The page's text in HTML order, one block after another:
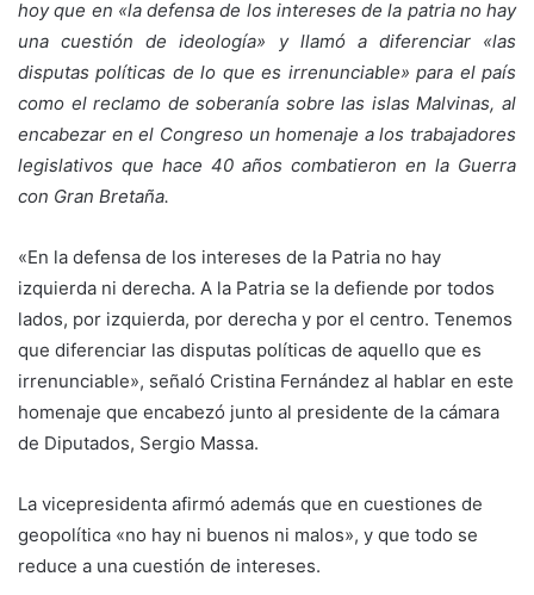
hoy que en «la defensa de los intereses de la patria no hay
una cuestión de ideología» y llamó a diferenciar «las
disputas políticas de lo que es irrenunciable» para el país
como el reclamo de soberanía sobre las islas Malvinas, al
encabezar en el Congreso un homenaje a los trabajadores
legislativos que hace 40 años combatieron en la Guerra
con Gran Bretaña.
«En la defensa de los intereses de la Patria no hay
izquierda ni derecha. A la Patria se la defiende por todos
lados, por izquierda, por derecha y por el centro. Tenemos
que diferenciar las disputas políticas de aquello que es
irrenunciable», señaló Cristina Fernández al hablar en este
homenaje que encabezó junto al presidente de la cámara
de Diputados, Sergio Massa.
La vicepresidenta afirmó además que en cuestiones de
geopolítica «no hay ni buenos ni malos», y que todo se
reduce a una cuestión de intereses.